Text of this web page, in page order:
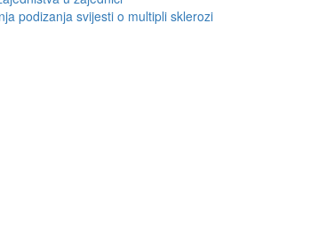
podizanja svijesti o multipli sklerozi